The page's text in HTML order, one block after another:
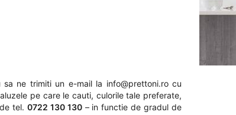
sa ne trimiti un e-mail la info@prettoni.rocu
pe care le cauti, culorile tale preferate,
tel. 0722 130 130– in functie de gradul de